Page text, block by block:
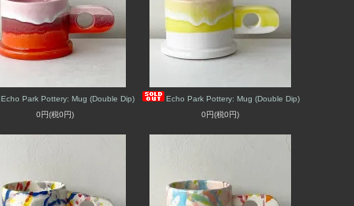
Echo Park Pottery: Mug (Double Dip)
0円(税0円)
Echo Park Pottery: Mug (Double Dip)
0円(税0円)